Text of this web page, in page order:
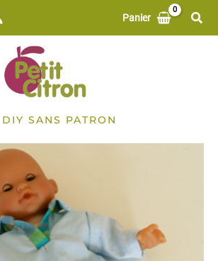
Panier
DIY SANS PATRON